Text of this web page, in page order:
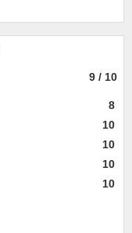
9 / 10
8
10
10
10
10